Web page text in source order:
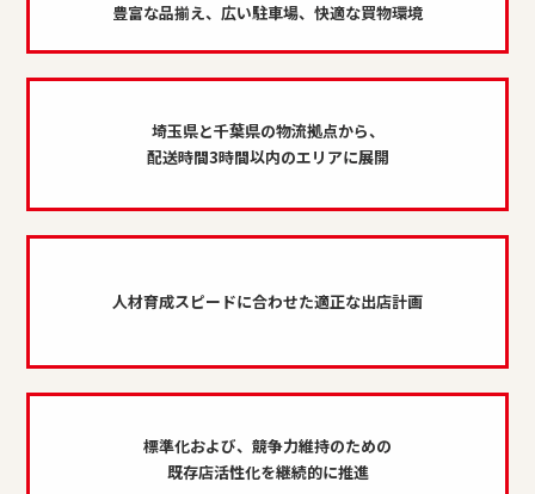
豊富な品揃え、広い駐車場、快適な買物環境
埼玉県と千葉県の物流拠点から、
配送時間3時間以内のエリアに展開
人材育成スピードに合わせた適正な出店計画
標準化および、競争力維持のための
既存店活性化を継続的に推進